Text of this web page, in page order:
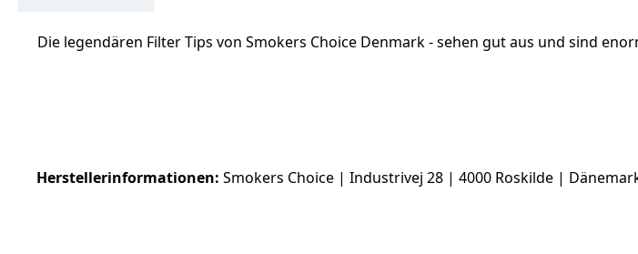
Die legendären Filter Tips von Smokers Choice Denmark - sehen gut aus und sind
Herstellerinformationen: Smokers Choice | Industrivej 28 | 4000 Roskilde |